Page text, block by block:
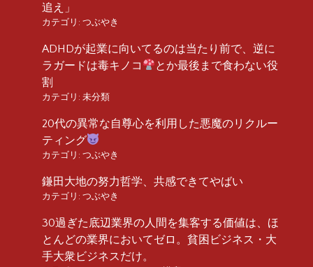
追え」
カテゴリ: つぶやき
ADHDが起業に向いてるのは当たり前で、逆に
ラガードは毒キノコ
とか最後まで食わない役
割
カテゴリ: 未分類
20代の異常な自尊心を利用した悪魔のリクルー
ティング
カテゴリ: つぶやき
鎌田大地の努力哲学、共感できてやばい
カテゴリ: つぶやき
30過ぎた底辺業界の人間を集客する価値は、ほ
とんどの業界においてゼロ。貧困ビジネス・大
手大衆ビジネスだけ。